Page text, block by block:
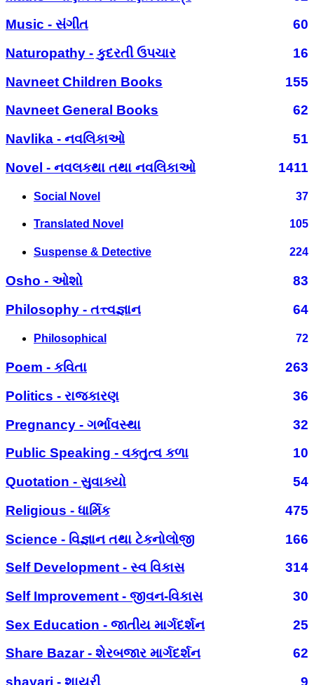
Music - સંગીત
60
Naturopathy - કુદરતી ઉપચાર
16
Navneet Children Books
155
Navneet General Books
62
Navlika - નવલિકાઓ
51
Novel - નવલકથા તથા નવલિકાઓ
1411
Social Novel 37
Translated Novel 105
Suspense & Detective 224
Osho - ઓશો
83
Philosophy - તત્ત્વજ્ઞાન
64
Philosophical 72
Poem - કવિતા
263
Politics - રાજકારણ
36
Pregnancy - ગર્ભાવસ્થા
32
Public Speaking - વક્તુત્વ કળા
10
Quotation - સુવાક્યો
54
Religious - ધાર્મિક
475
Science - વિજ્ઞાન તથા ટેકનોલોજી
166
Self Development - સ્વ વિકાસ
314
Self Improvement - જીવન-વિકાસ
30
Sex Education - જાતીય માર્ગદર્શન
25
Share Bazar - શેરબજાર માર્ગદર્શન
62
shayari - શાયરી
9